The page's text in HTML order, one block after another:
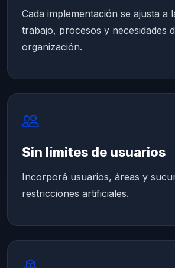
Cada implementación se ajusta a
trabajo, procesos y necesidades
organización.
Sin límites de usuarios
Incorporá usuarios, áreas y
restricciones artificiales.